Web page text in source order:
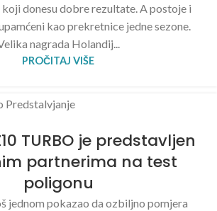
donesu dobre rezultate. A postoje i
kao prekretnice jedne sezone.
nagrada Holandij...
PROČITAJ VIŠE
TURBO je predstavljen
partnerima na test
poligonu
jednom pokazao da ozbiljno pomjera